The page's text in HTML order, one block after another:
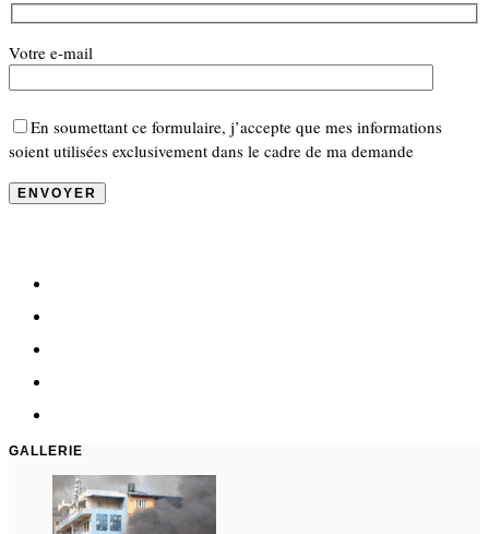
Votre e-mail
En soumettant ce formulaire, j’accepte que mes informations
soient utilisées exclusivement dans le cadre de ma demande
GALLERIE